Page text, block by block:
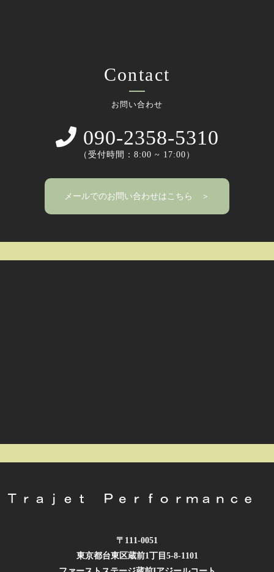
Contact
お問い合わせ
090-2358-5310
（受付時間：8:00 ~ 17:00）
メールでのお問い合わせはこちら ＞
〒111-0051
東京都台東区蔵前1丁目5-8-1101